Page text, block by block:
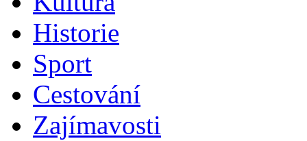
Historie
Sport
Cestování
Zajímavosti